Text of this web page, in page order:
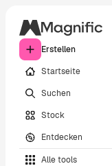
Erstellen
Startseite
Suchen
Stock
Entdecken
Alle tools